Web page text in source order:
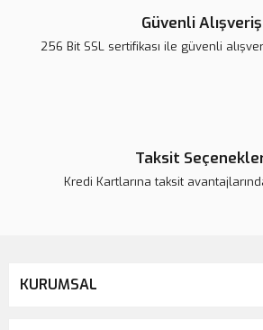
Güvenli Alışveriş
256 Bit SSL sertifikası ile güvenli
Taksit
Kredi Kartlarına taksit
KURUMSAL